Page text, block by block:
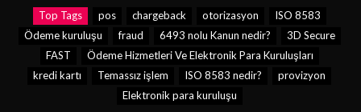
Top Tags pos chargeback otorizasyon
ISO 8583
Ödeme kuruluşu
fraud 6493 nolu Kanun nedir?
3D Secure
FAST
Ödeme Hizmetleri Ve Elektronik Para Kuruluşları
kredi kartı
Temassız işlem ISO 8583 nedir?
provizyon
Elektronik para kuruluşu